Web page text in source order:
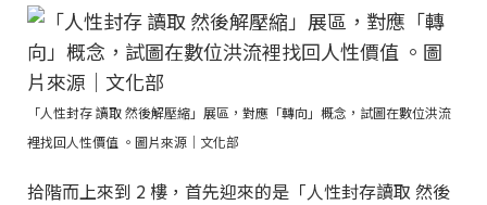
「人性封存 讀取 然後解壓縮」展區，對應「轉向」概念，試圖在數位洪流
裡找回人性價值 。圖片來源｜文化部
拾階而上來到 2 樓，首先迎來的是「人性封存讀取 然後